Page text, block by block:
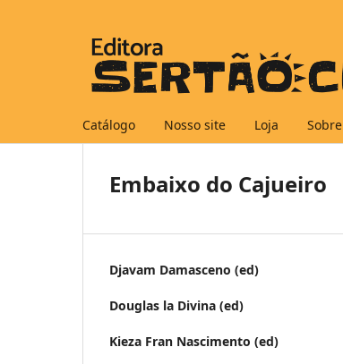
Catálogo Nosso site Loja Sobre
Embaixo do Cajueiro
Djavam Damasceno (ed)
Douglas la Divina (ed)
Kieza Fran Nascimento (ed)